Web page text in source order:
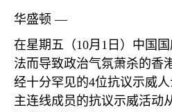
华盛顿 —
在星期五（10月 1 日）中国
法而导致政治气氛萧杀的香
经十分罕见的4位抗议示威
主连线成员的抗议示威活动